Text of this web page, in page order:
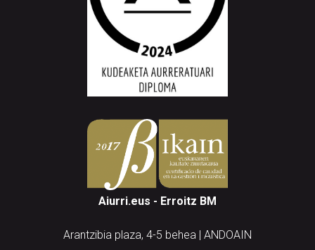
Aiurri.eus - Erroitz BM
Arantzibia plaza, 4-5 behea | ANDOAIN